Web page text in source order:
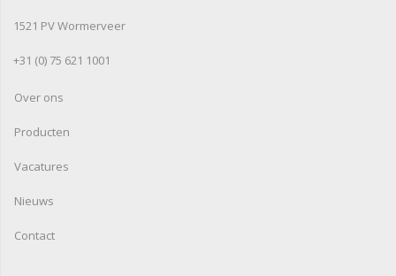
1521 PV Wormerveer
+31 (0) 75 621 1001
Over ons
Producten
Vacatures
Nieuws
Contact